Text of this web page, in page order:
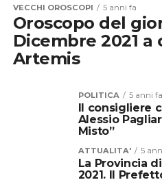
VECCHI OROSCOPI 5 anni fa
Oroscopo del
Dicembre 2021 a
Artemis
POLITICA 5 anni fa
Il consigliere
Alessio
Misto”
ATTUALITA' 5
La Provincia
2021. Il